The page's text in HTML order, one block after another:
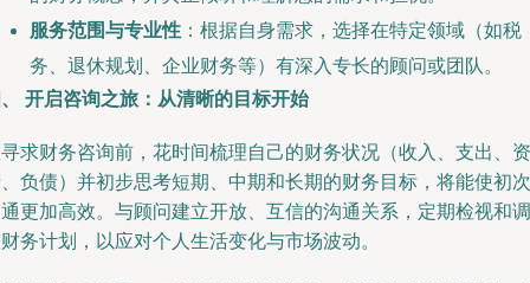
服务范围与专业性 ：根据自身需求，选择在特定领域（如税
务、退休规划、企业财务等）有深入专长的顾问或团队。
开启咨询之旅：从清晰的目标开始
求财务咨询前，花时间梳理自己的财务状况（收入、支出、资
负债）并初步思考短期、中期和长期的财务目标，将能使初次
更加高效。与顾问建立开放、互信的沟通关系，定期检视和调
务计划，以应对个人生活变化与市场波动。